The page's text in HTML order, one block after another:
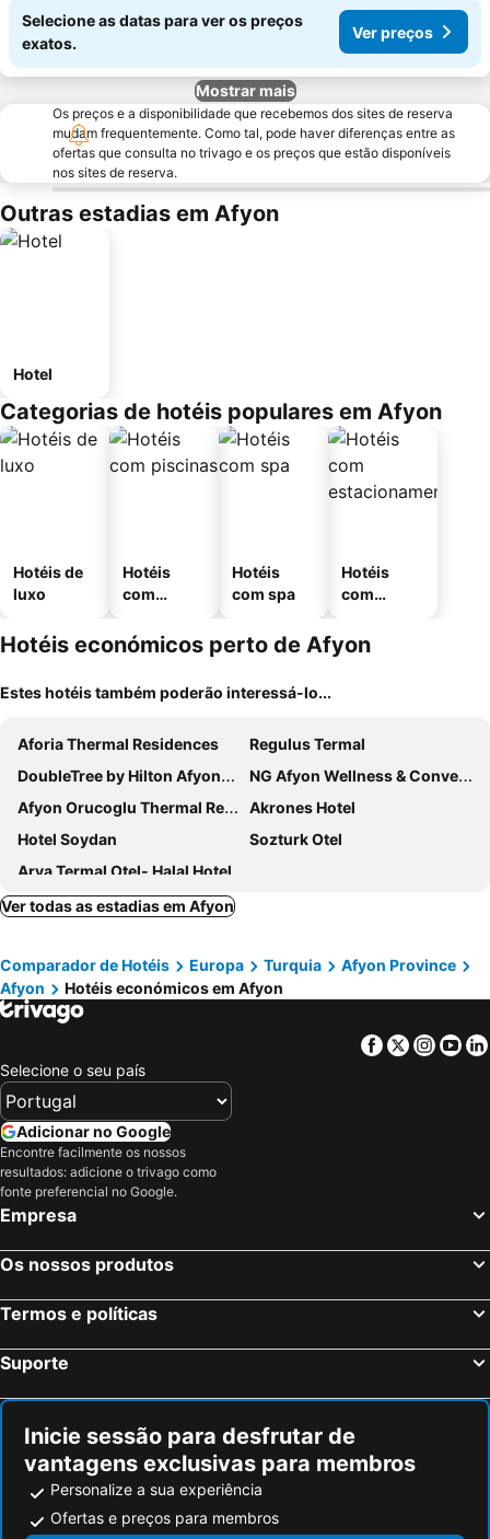
Selecione as datas para ver os preços
exatos.
Ver preços
Mostrar mais
Os preços e a disponibilidade que recebemos dos sites de reserva
mudam frequentemente. Como tal, pode haver diferenças entre as
ofertas que consulta no trivago e os preços que estão disponíveis
nos sites de reserva.
Outras estadias em Afyon
Hotel
Categorias de hotéis populares em Afyon
Hotéis de
luxo
Hotéis
com
Hotéis
com spa
Hotéis
com
mento
Hotéis económicos perto de Afyon
Estes hotéis também poderão interessá-lo...
Aforia Thermal Residences
Regulus Termal
DoubleTree by Hilton Afyonkarahisar
NG Afyon Wellness & Convention
Afyon Orucoglu Thermal Resort
Akrones Hotel
Hotel Soydan
Sozturk Otel
Arya Termal Otel- Halal Hotel
Ver todas as estadias em Afyon
Comparador de Hotéis Europa Turquia
Afyon Province
Afyon
Hotéis económicos em Afyon
Facebook
Twitter
Selecione o seu país
Adicionar no Google
Encontre facilmente os nossos
resultados: adicione o trivago como
fonte preferencial no Google.
Empresa
Os nossos produtos
Termos e políticas
Suporte
Inicie sessão para desfrutar de
vantagens exclusivas para membros
Personalize a sua experiência
Ofertas e preços para membros